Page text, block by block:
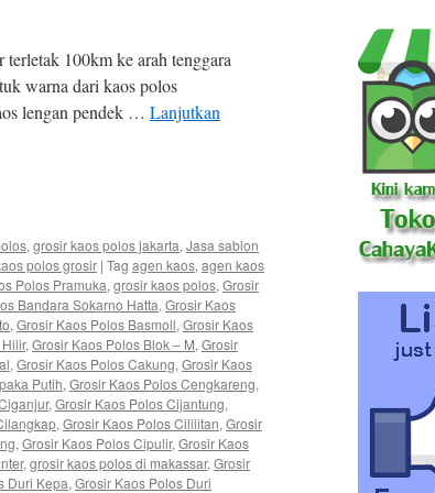
100km ke arah tenggara
warna dari kaos polos
lengan pendek … Lanjutkan
,grosir kaos polos jakarta,Jasa sablon
polos grosir | Tag agen kaos,agen kaos
Polos Pramuka,grosir kaos polos,Grosir
Bandara Sokarno Hatta,Grosir Kaos
,Grosir Kaos Polos Basmoll,Grosir Kaos
,Grosir Kaos Polos Blok – M,Grosir
,Grosir Kaos Polos Cakung,Grosir Kaos
Putih,Grosir Kaos Polos Cengkareng,
,Grosir Kaos Polos Cijantung,
,Grosir Kaos Polos Cililitan,Grosir
,Grosir Kaos Polos Cipulir,Grosir Kaos
,grosir kaos polos di makassar,Grosir
Duri Kepa,Grosir Kaos Polos Duri